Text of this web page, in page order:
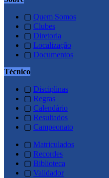
▢ Quem Somos
▢ Clubes
▢ Diretoria
▢ Localização
▢ Documentos
Técnico
▢ Disciplinas
▢ Regras
▢ Calendário
▢ Resultados
▢ Campeonato
▢ Matriculados
▢ Recordes
▢ Biblioteca
▢ Validador